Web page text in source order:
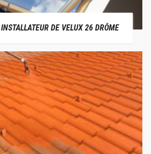
DE VELUX 26 DRÔME